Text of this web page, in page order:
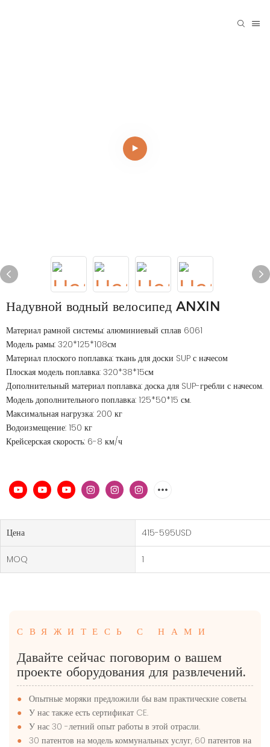
Надувной водный велосипед ANXIN
Материал рамной системы: алюминиевый сплав 6061
Модель рамы: 320*125*108см
Материал плоского поплавка: ткань для доски SUP с начесом
Плоская модель поплавка: 320*38*15см
Дополнительный материал поплавка: доска для SUP-гребли с начесом.
Модель дополнительного поплавка: 125*50*15 см.
Максимальная нагрузка: 200 кг
Водоизмещение: 150 кг
Крейсерская скорость: 6-8 км/ч
Цена 415-595USD
MOQ 1
СВЯЖИТЕСЬ С НАМИ
Давайте сейчас поговорим о вашем
проекте оборудования для развлечений.
● Опытные моряки предложили бы вам практические советы.
● У нас также есть сертификат CE.
● У нас 30 -летний опыт работы в этой отрасли.
● 30 патентов на модель коммунальных услуг, 60 патентов на